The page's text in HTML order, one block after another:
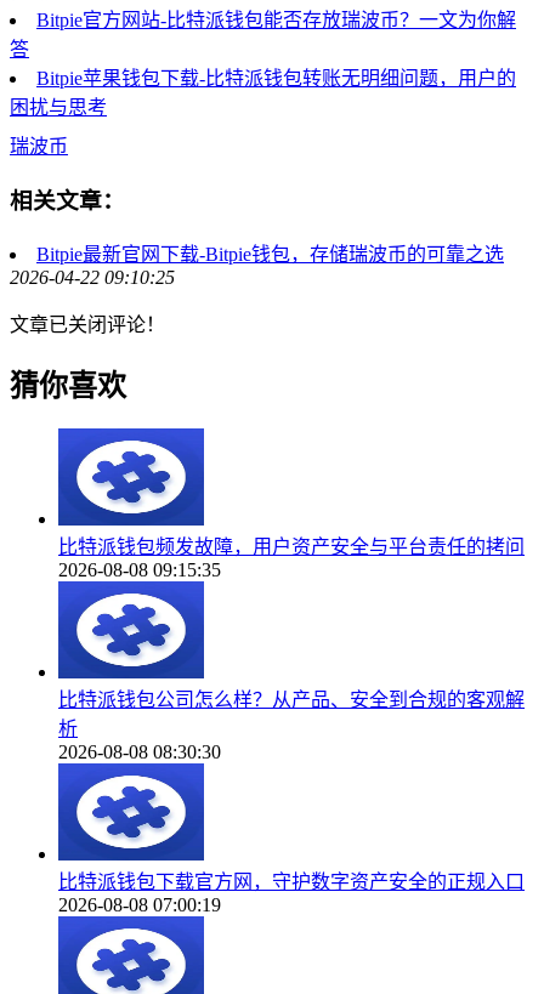
Bitpie官方网站-比特派钱包能否存放瑞波币？一文为你解
答
Bitpie苹果钱包下载-比特派钱包转账无明细问题，用户的
困扰与思考
瑞波币
相关文章：
Bitpie最新官网下载-Bitpie钱包，存储瑞波币的可靠之选
2026-04-22 09:10:25
文章已关闭评论！
猜你喜欢
比特派钱包频发故障，用户资产安全与平台责任的拷问
2026-08-08 09:15:35
比特派钱包公司怎么样？从产品、安全到合规的客观解
析
2026-08-08 08:30:30
比特派钱包下载官方网，守护数字资产安全的正规入口
2026-08-08 07:00:19